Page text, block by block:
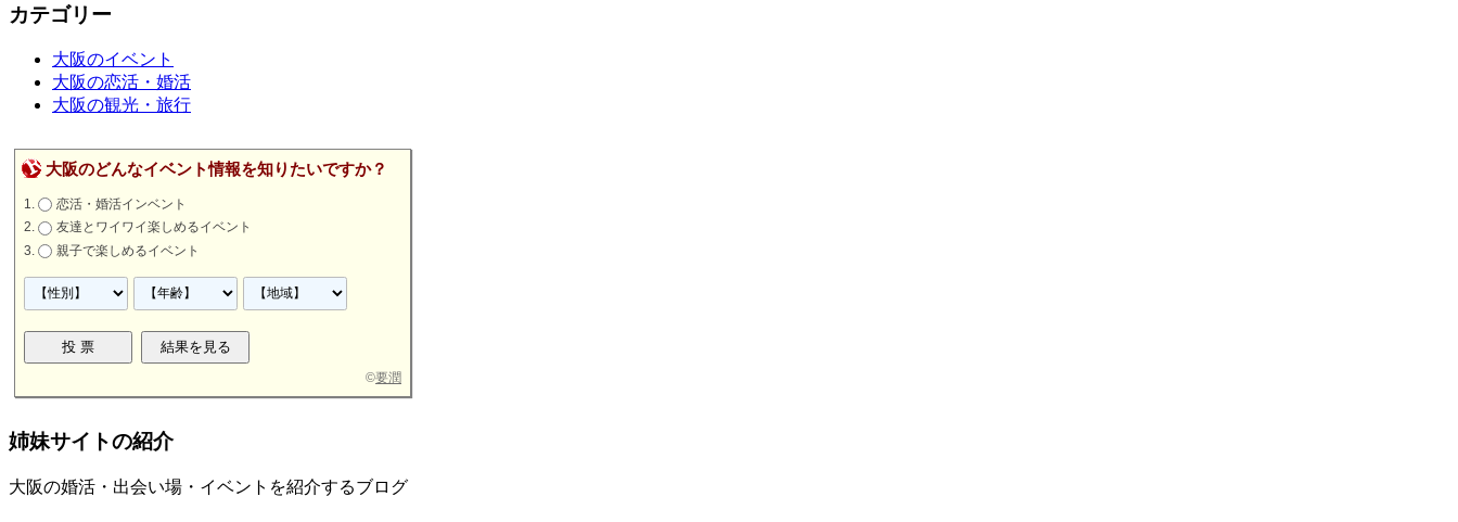
カテゴリー
大阪のイベント
大阪の恋活・婚活
大阪の観光・旅行
大阪のどんなイベント情報を知りたいですか？
恋活・婚活インベント
友達とワイワイ楽しめるイベント
親子で楽しめるイベント
©要潤
姉妹サイトの紹介
大阪の婚活・出会い場・イベントを紹介するブログ